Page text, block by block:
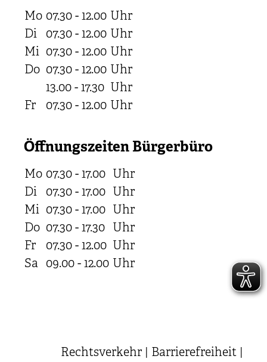
Mo 07.30 - 12.00 Uhr
Di
07.30 - 12.00 Uhr
Mi 07.30 - 12.00 Uhr
Do 07.30 - 12.00 Uhr
13.00 - 17.30 Uhr
Fr
07.30 - 12.00 Uhr
Öffnungszeiten Bürgerbüro
Mo 07.30 - 17.00 Uhr
Di
07.30 - 17.00 Uhr
Mi 07.30 - 17.00 Uhr
Do 07.30 - 17.30 Uhr
Fr
07.30 - 12.00 Uhr
Sa 09.00 - 12.00 Uhr
Rechtsverkehr Barrierefreiheit